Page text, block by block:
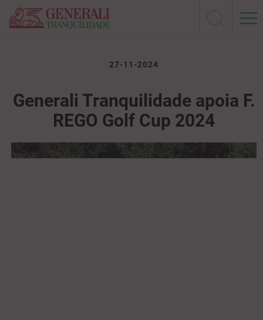
27-11-2024
Generali Tranquilidade apoia F.
REGO Golf Cup 2024